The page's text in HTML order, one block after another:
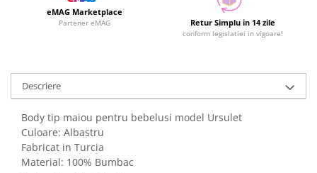
eMAG Marketplace
Partener eMAG Retur Simplu in 14 zile
conform legislatiei in vigoare!
Descriere
Body tip maiou pentru bebelusi model Ursulet
Culoare: Albastru
Fabricat in Turcia
Material: 100% Bumbac